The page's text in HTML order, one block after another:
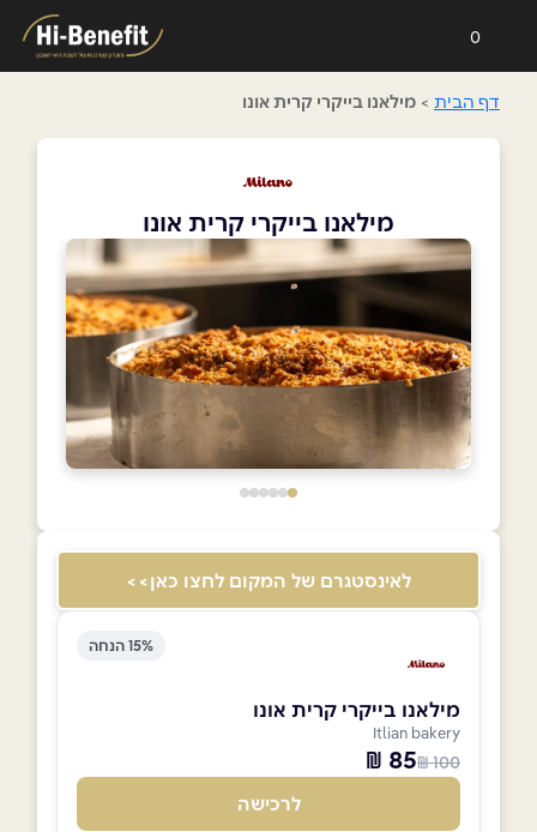
0
דף הבית > מילאנו בייקרי קרית אונו
מילאנו בייקרי קרית אונו
לאינסטגרם של המקום לחצו כאן>>
15% הנחה
מילאנו בייקרי קרית אונו
Itlian bakery
100 ₪
85 ₪
לרכישה